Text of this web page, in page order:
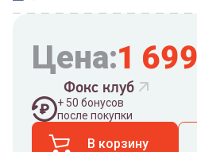
Цена:1 699
Фокс клуб
+ 50 бонусов
после покупки
В корзину